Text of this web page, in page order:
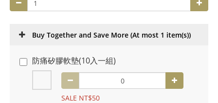
Buy Together and Save More (At most 1 item(s))
防痛矽膠軟墊(10入一組)
SALE NT$50